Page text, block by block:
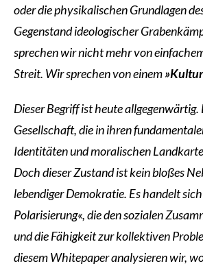
oder die physikalischen Grundlagen
Gegenstand ideologischer
sprechen wir nicht mehr von
Streit. Wir sprechen von einem
Dieser Begriff ist heute allgegenwärtig.
Gesellschaft, die in ihren
Identitäten und moralischen
Doch dieser Zustand ist kein bloßes
lebendiger Demokratie. Es handelt
Polarisierung«, die den sozialen
und die Fähigkeit zur kollektiven
diesem Whitepaper analysieren wir,